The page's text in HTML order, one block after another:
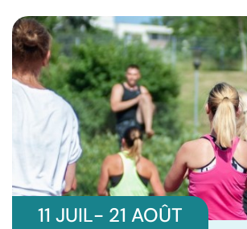
11 JUIL- 21 AOÛT